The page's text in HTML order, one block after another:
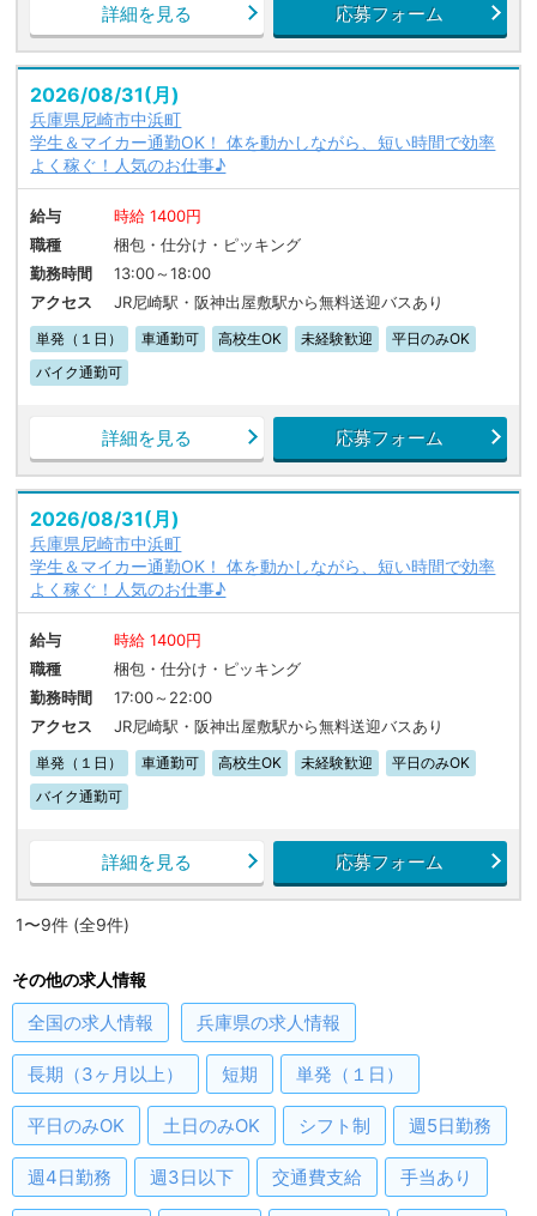
詳細を見る 応募フォーム
2026/08/31(月)
兵庫県尼崎市中浜町
学生＆マイカー通勤OK！ 体を動かしながら、短い時間で効率
よく稼ぐ！人気のお仕事♪
給与
時給 1400円
職種
梱包・仕分け・ピッキング
勤務時間
13:00～18:00
アクセス
JR尼崎駅・阪神出屋敷駅から無料送迎バスあり
単発（１日） 車通勤可 高校生OK 未経験歓迎
平日のみOK
バイク通勤可
詳細を見る 応募フォーム
2026/08/31(月)
兵庫県尼崎市中浜町
学生＆マイカー通勤OK！ 体を動かしながら、短い時間で効率
よく稼ぐ！人気のお仕事♪
給与
時給 1400円
職種
梱包・仕分け・ピッキング
勤務時間
17:00～22:00
アクセス
JR尼崎駅・阪神出屋敷駅から無料送迎バスあり
単発（１日） 車通勤可 高校生OK 未経験歓迎
平日のみOK
バイク通勤可
詳細を見る 応募フォーム
1〜9件 (全9件)
その他の求人情報
全国の求人情報 兵庫県の求人情報
長期（3ヶ月以上） 短期 単発（１日）
平日のみOK 土日のみOK シフト制 週5日勤務
週4日勤務 週3日以下 交通費支給 手当あり